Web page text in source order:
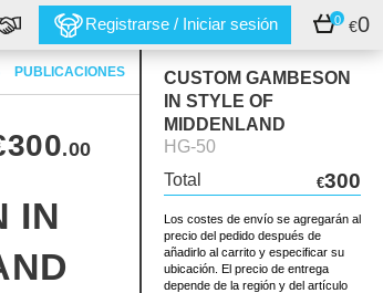
Registrarse / Iniciar sesión 0 €0
PUBLICACIONES
CUSTOM GAMBESON
IN STYLE OF
MIDDENLAND
HG-50
Total
€300
Los costes de envío se agregarán al
precio del pedido después de
añadirlo al carrito y especificar su
ubicación. El precio de entrega
depende de la región y del artículo
.00
IN